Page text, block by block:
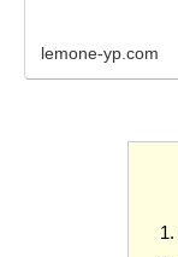
lemone-yp.com